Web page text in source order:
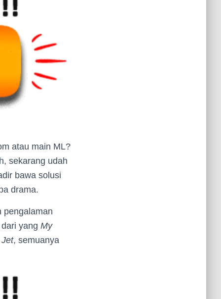
atau main ML?
sekarang udah
bawa solusi
drama.
pengalaman
yang My
, semuanya